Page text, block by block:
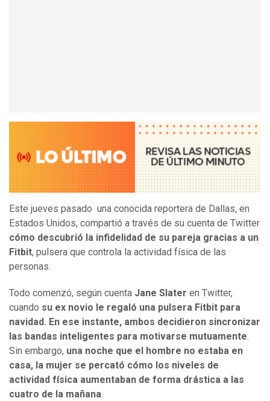
Este jueves pasado una conocida reportera de Dallas, en
Estados Unidos, compartió a través de su cuenta de Twitter
cómo descubrió la infidelidad de su pareja gracias a un
Fitbit, pulsera que controla la actividad física de las
personas.
Todo comenzó, según cuenta Jane Slater en Twitter,
cuando su ex novio le regaló una pulsera Fitbit para
navidad. En ese instante, ambos decidieron sincronizar
las bandas inteligentes para motivarse mutuamente.
Sin embargo, una noche que el hombre no estaba en
casa, la mujer se percató cómo los niveles de
actividad física aumentaban de forma drástica a las
cuatro de la mañana.